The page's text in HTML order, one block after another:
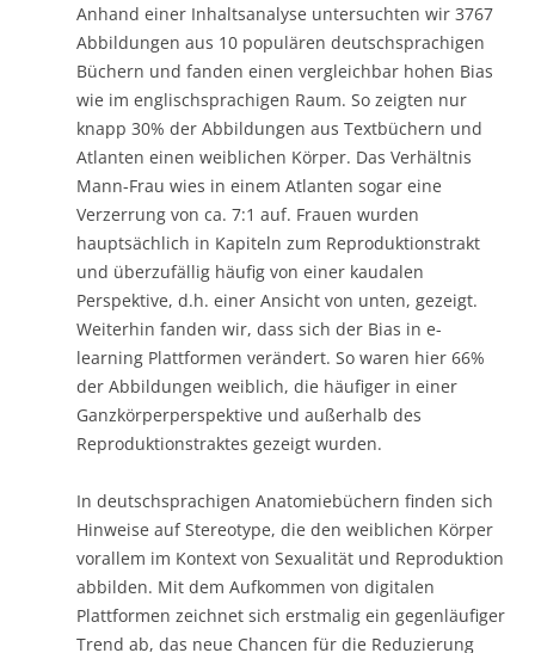
Anhand einer Inhaltsanalyse untersuchten wir 3767
Abbildungen aus 10 populären deutschsprachigen
Büchern und fanden einen vergleichbar hohen Bias
wie im englischsprachigen Raum. So zeigten nur
knapp 30% der Abbildungen aus Textbüchern und
Atlanten einen weiblichen Körper. Das Verhältnis
Mann-Frau wies in einem Atlanten sogar eine
Verzerrung von ca. 7:1 auf. Frauen wurden
hauptsächlich in Kapiteln zum Reproduktionstrakt
und überzufällig häufig von einer kaudalen
Perspektive, d.h. einer Ansicht von unten, gezeigt.
Weiterhin fanden wir, dass sich der Bias in e-
learning Plattformen verändert. So waren hier 66%
der Abbildungen weiblich, die häufiger in einer
Ganzkörperperspektive und außerhalb des
Reproduktionstraktes gezeigt wurden.
In deutschsprachigen Anatomiebüchern finden sich
Hinweise auf Stereotype, die den weiblichen Körper
vorallem im Kontext von Sexualität und Reproduktion
abbilden. Mit dem Aufkommen von digitalen
Plattformen zeichnet sich erstmalig ein gegenläufiger
Trend ab, das neue Chancen für die Reduzierung